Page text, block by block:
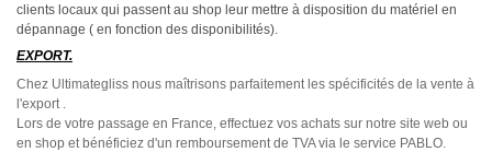
clients locaux qui passent au shop leur mettre à disposition du matériel en
dépannage ( en fonction des disponibilités).
EXPORT.
Chez Ultimategliss nous maîtrisons parfaitement les spécificités de la vente à
l'export .
Lors de votre passage en France, effectuez vos achats sur notre site web ou
en shop et bénéficiez d'un remboursement de TVA via le service PABLO.